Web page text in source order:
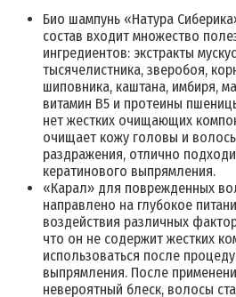
Био шампунь «Натура
состав входит множество
ингредиентов: экстракты
тысячелистника, зверобоя,
шиповника, каштана, имбиря,
витамин В5 и протеины
нет жестких очищающих
очищает кожу головы и
раздражения, отлично
кератинового выпрямления.
«Карал» для поврежденных
направлено на глубокое
воздействия различных
что он не содержит жестких
использоваться после
выпрямления. После
невероятный блеск, волосы